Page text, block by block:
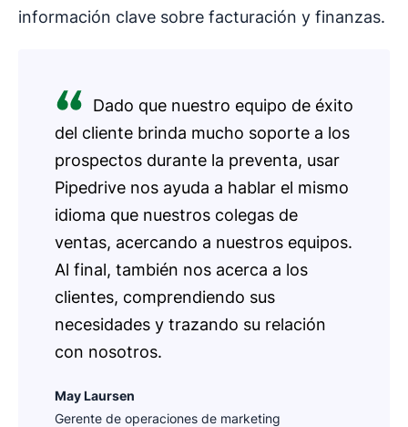
Dado que nuestro equipo de éxito
del cliente brinda mucho soporte a los
prospectos durante la preventa, usar
Pipedrive nos ayuda a hablar el mismo
idioma que nuestros colegas de
ventas, acercando a nuestros equipos.
Al final, también nos acerca a los
clientes, comprendiendo sus
necesidades y trazando su relación
con nosotros.
May Laursen
Gerente de operaciones de marketing
información clave sobre facturación y finanzas.